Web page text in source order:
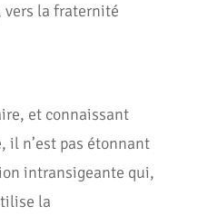
vers la fraternité
et connaissant
il n’est pas étonnant
intransigeante qui,
la